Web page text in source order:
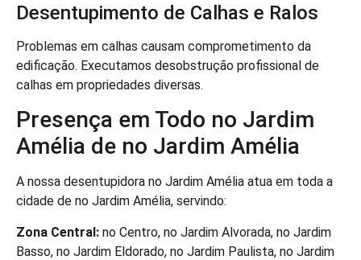
Desentupimento de Calhas e Ralos
Problemas em calhas causam comprometimento da
edificação. Executamos desobstrução profissional de
calhas em propriedades diversas.
Presença em Todo no Jardim
Amélia de no Jardim Amélia
A nossa desentupidora no Jardim Amélia atua em toda a
cidade de no Jardim Amélia, servindo:
Zona Central: no Centro, no Jardim Alvorada, no Jardim
Basso, no Jardim Eldorado, no Jardim Paulista, no Jardim